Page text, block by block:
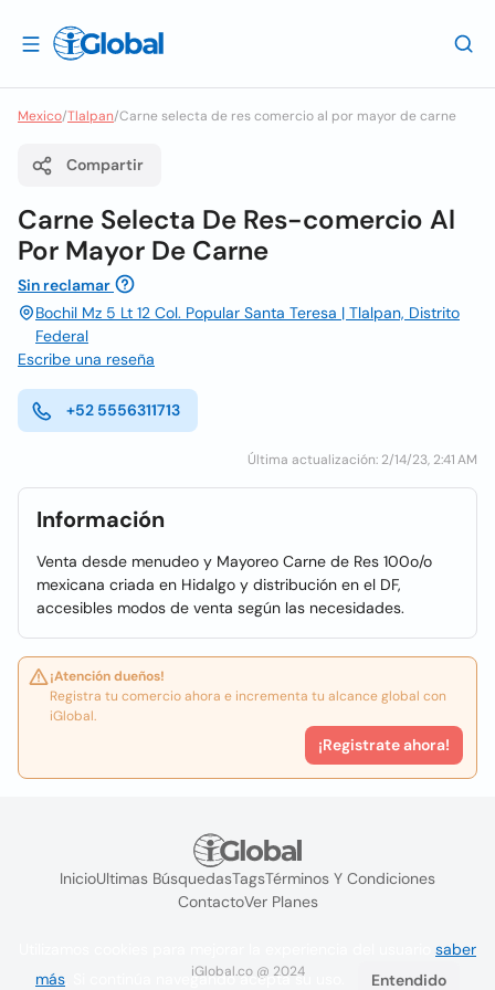
Mexico/Tlalpan/Carne selecta de res comercio al por mayor de carne
Compartir
Carne Selecta De Res-comercio Al
Por Mayor De Carne
Sin reclamar
Bochil Mz 5 Lt 12 Col. Popular Santa Teresa | Tlalpan, Distrito
Federal
Escribe una reseña
+52 5556311713
Última actualización: 2/14/23, 2:41 AM
Información
Venta desde menudeo y Mayoreo Carne de Res 100o/o
mexicana criada en Hidalgo y distribución en el DF,
accesibles modos de venta según las necesidades.
¡Atención dueños!
Registra tu comercio ahora e incrementa tu alcance global con
iGlobal.
¡Registrate ahora!
InicioUltimas BúsquedasTagsTérminos Y Condiciones
ContactoVer Planes
iGlobal.co @ 2024
saber
más . Si continúa navegando acepta su uso. Entendido